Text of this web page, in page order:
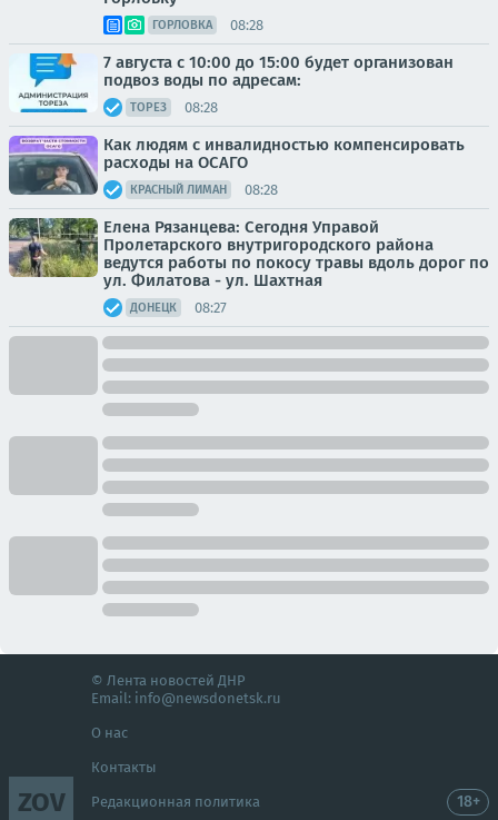
ГОРЛОВКА 08:28
7 августа с 10:00 до 15:00 будет организован
подвоз воды по адресам:
ТОРЕЗ 08:28
Как людям с инвалидностью компенсировать
расходы на ОСАГО
КРАСНЫЙ ЛИМАН 08:28
Елена Рязанцева: Сегодня Управой
Пролетарского внутригородского района
ведутся работы по покосу травы вдоль дорог по
ул. Филатова - ул. Шахтная
ДОНЕЦК 08:27
ZOV
© Лента новостей ДНР
Email: info@newsdonetsk.ru
О нас
Контакты
Редакционная политика 18+